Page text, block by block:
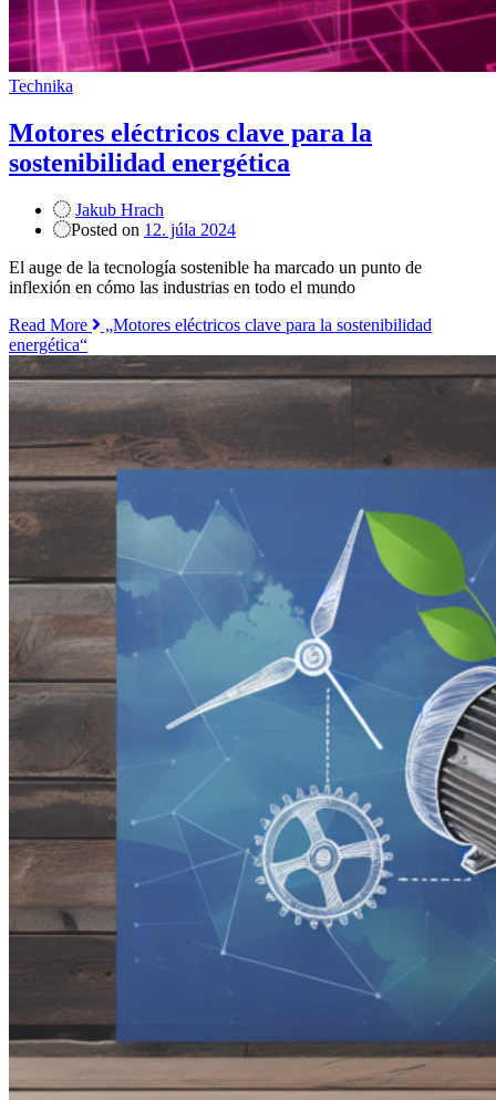
Technika
Motores eléctricos clave para la
sostenibilidad energética
Jakub Hrach
Posted on 12. júla 2024
El auge de la tecnología sostenible ha marcado un punto de
inflexión en cómo las industrias en todo el mundo
Read More
„Motores eléctricos clave para la sostenibilidad
energética“